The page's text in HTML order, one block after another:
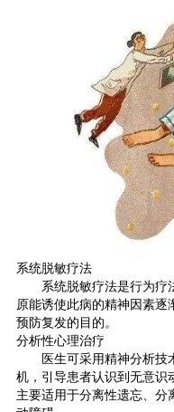
系统脱敏疗法
系统脱敏疗法是行为疗
原能诱使此病的精神因素逐
预防复发的目的。
分析性心理治疗
医生可采用精神分析技
机，引导患者认识到无意识
主要适用于分离性遗忘、分